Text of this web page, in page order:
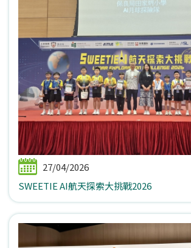
27/04/2026
SWEETIE AI航天探索大挑戰2026